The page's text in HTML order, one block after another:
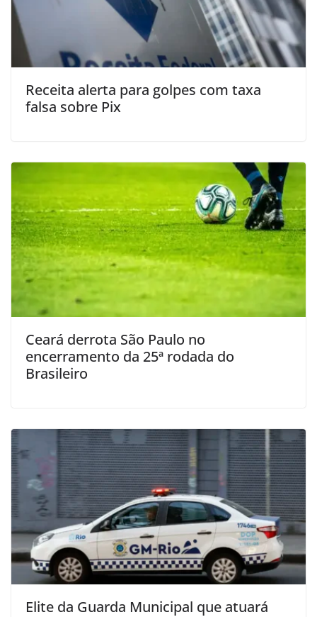
Receita alerta para golpes com taxa
falsa sobre Pix
Ceará derrota São Paulo no
encerramento da 25ª rodada do
Brasileiro
Elite da Guarda Municipal que atuará